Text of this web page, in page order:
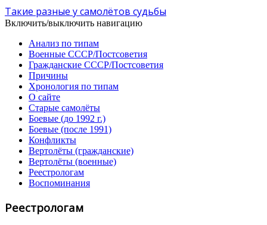
Такие разные у самолётов судьбы
Включить/выключить навигацию
Анализ по типам
Военные СССР/Постсоветия
Гражданские СССР/Постсоветия
Причины
Хронология по типам
О сайте
Старые самолёты
Боевые (до 1992 г.)
Боевые (после 1991)
Конфликты
Вертолёты (гражданские)
Вертолёты (военные)
Реестрологам
Воспоминания
Реестрологам